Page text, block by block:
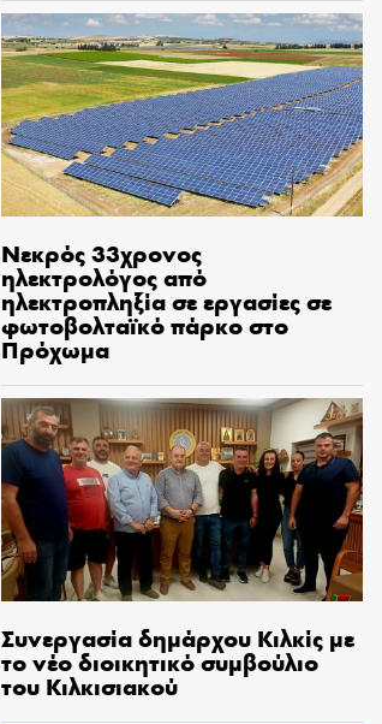
Νεκρός 33χρονος
ηλεκτρολόγος από
ηλεκτροπληξία σε εργασίες σε
φωτοβολταϊκό πάρκο στο
Πρόχωμα
Συνεργασία δημάρχου Κιλκίς με
το νέο διοικητικό συμβούλιο
του Κιλκισιακού